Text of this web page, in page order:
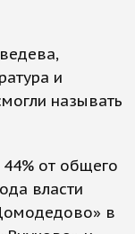
и
называть
от общего
власти
в